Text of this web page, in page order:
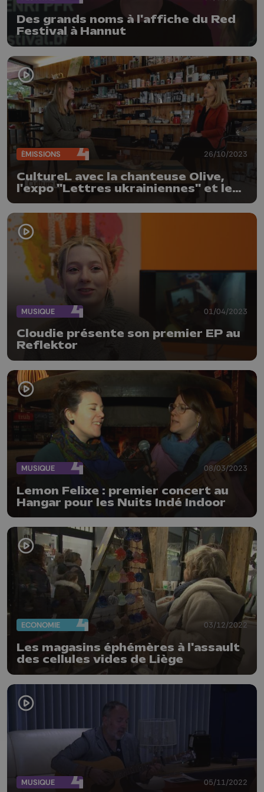
Des grands noms à l'affiche du Red
Festival à Hannut
ÉMISSIONS 26/10/2023
CultureL avec la chanteuse Olive,
l'expo "Lettres ukrainiennes" et les
Concerts de Midi
MUSIQUE 01/04/2023
Cloudie présente son premier EP au
Reflektor
MUSIQUE 08/03/2023
Lemon Felixe : premier concert au
Hangar pour les Nuits Indé Indoor
ECONOMIE 03/12/2022
Les magasins éphémères à l'assault
des cellules vides de Liège
MUSIQUE 05/11/2022